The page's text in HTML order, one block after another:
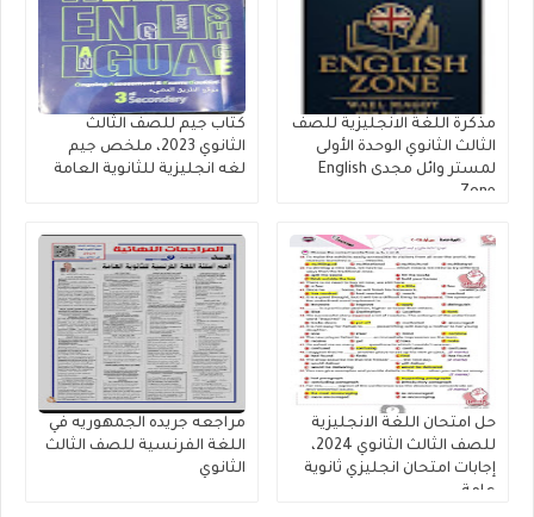
مذكرة اللغة الانجليزية للصف
الثالث الثانوي الوحدة الأولى
لمستر وائل مجدى English
Zone
كتاب جيم للصف الثالث
الثانوي 2023، ملخص جيم
لغه انجليزية للثانوية العامة
حل امتحان اللغة الانجليزية
للصف الثالث الثانوي 2024،
إجابات امتحان انجليزي ثانوية
عامة
مراجعه جريده الجمهوريه في
اللغة الفرنسية للصف الثالث
الثانوي